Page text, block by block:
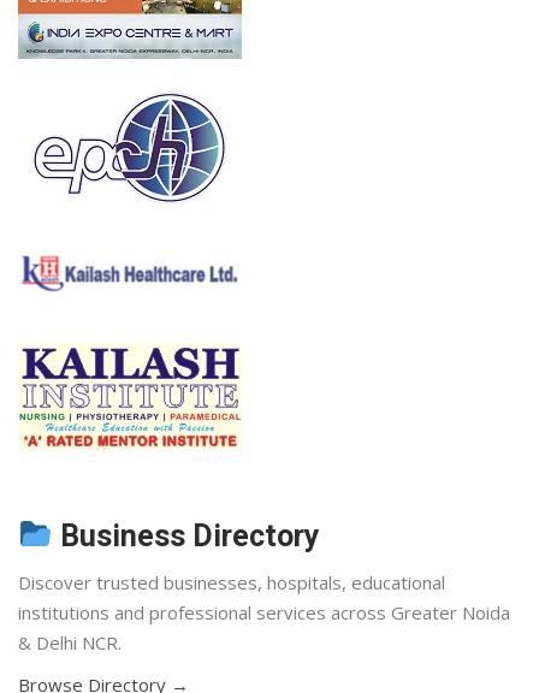
Business Directory
Discover trusted businesses, hospitals, educational
institutions and professional services across Greater Noida
& Delhi NCR.
Browse Directory →